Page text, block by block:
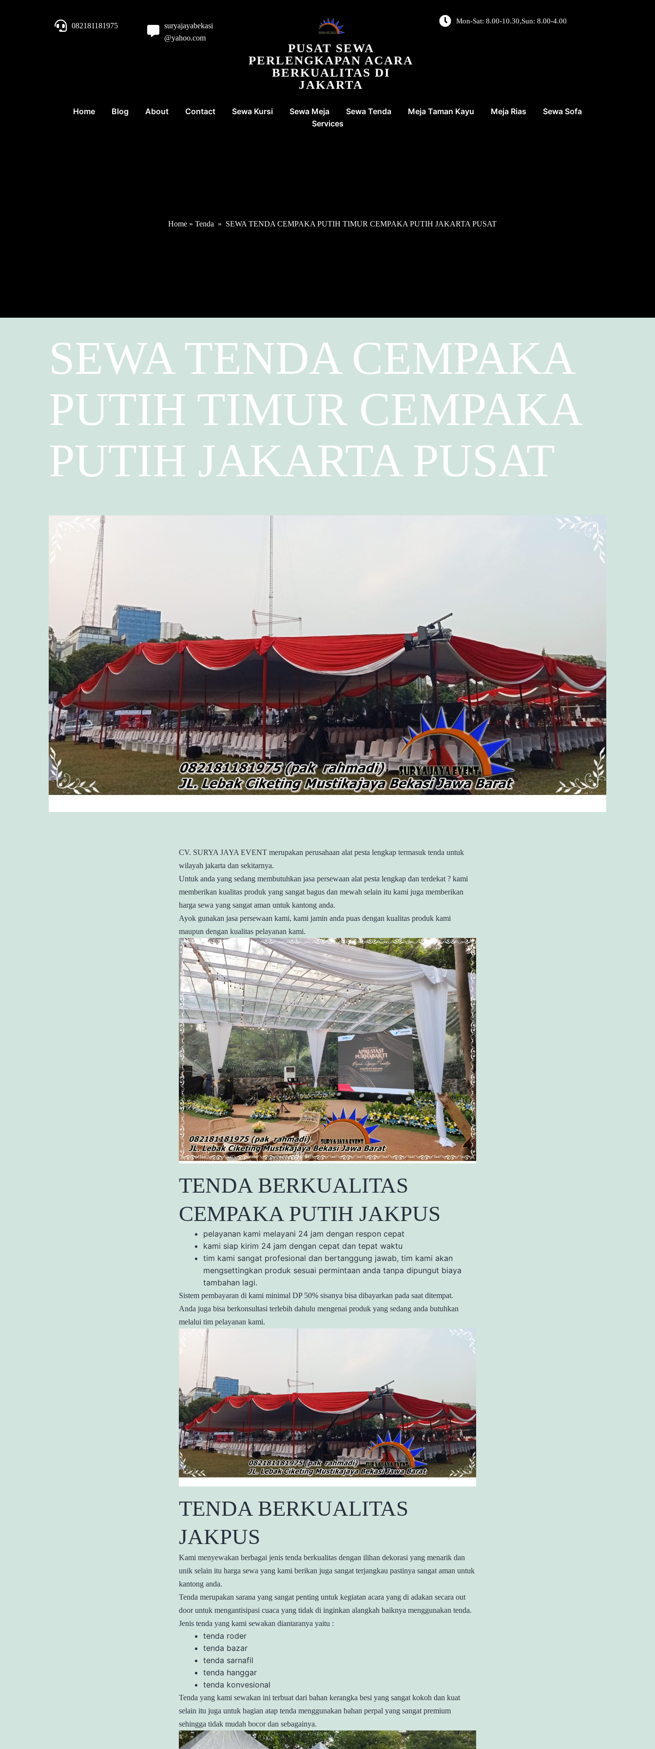
082181181975
suryajayabekasi
@yahoo.com
PUSAT SEWA
PERLENGKAPAN ACARA
BERKUALITAS DI
JAKARTA
Mon-Sat: 8.00-10.30,Sun: 8.00-4.00
Home Blog About Contact Sewa Kursi Sewa Meja Sewa Tenda Meja Taman Kayu Meja Rias
Sewa Sofa
Services
Home » Tenda » SEWA TENDA CEMPAKA PUTIH TIMUR CEMPAKA PUTIH JAKARTA PUSAT
SEWA TENDA CEMPAKA
PUTIH TIMUR CEMPAKA
PUTIH JAKARTA PUSAT
CV. SURYA JAYA EVENT merupakan perusahaan alat pesta lengkap termasuk tenda untuk
wilayah jakarta dan sekitarnya.
Untuk anda yang sedang membutuhkan jasa persewaan alat pesta lengkap dan terdekat ? kami
memberikan kualitas produk yang sangat bagus dan mewah selain itu kami juga memberikan
harga sewa yang sangat aman untuk kantong anda.
Ayok gunakan jasa persewaan kami, kami jamin anda puas dengan kualitas produk kami
maupun dengan kualitas pelayanan kami.
TENDA BERKUALITAS
CEMPAKA PUTIH JAKPUS
pelayanan kami melayani 24 jam dengan respon cepat
kami siap kirim 24 jam dengan cepat dan tepat waktu
tim kami sangat profesional dan bertanggung jawab, tim kami akan
mengsettingkan produk sesuai permintaan anda tanpa dipungut biaya
tambahan lagi.
Sistem pembayaran di kami minimal DP 50% sisanya bisa dibayarkan pada saat ditempat.
Anda juga bisa berkonsultasi terlebih dahulu mengenai produk yang sedang anda butuhkan
melalui tim pelayanan kami.
TENDA BERKUALITAS
JAKPUS
Kami menyewakan berbagai jenis tenda berkualitas dengan ilihan dekorasi yang menarik dan
unik selain itu harga sewa yang kami berikan juga sangat terjangkau pastinya sangat aman untuk
kantong anda.
Tenda merupakan sarana yang sangat penting untuk kegiatan acara yang di adakan secara out
door untuk mengantisipasi cuaca yang tidak di inginkan alangkah baiknya menggunakan tenda.
Jenis tenda yang kami sewakan diantaranya yaitu :
tenda roder
tenda bazar
tenda sarnafil
tenda hanggar
tenda konvesional
Tenda yang kami sewakan ini terbuat dari bahan kerangka besi yang sangat kokoh dan kuat
selain itu juga untuk bagian atap tenda menggunakan bahan perpal yang sangat premium
sehingga tidak mudah bocor dan sebagainya.